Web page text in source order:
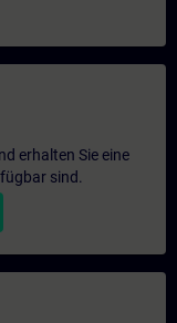
erhalten Sie eine
sind.